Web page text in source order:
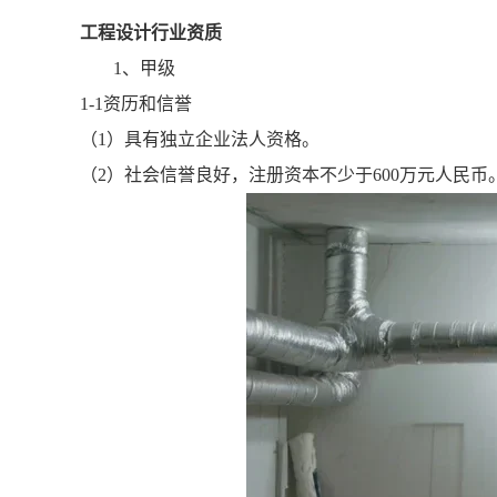
工程设计行业资质
1、甲级
1-1资历和信誉
（1）具有独立企业法人资格。
（2）社会信誉良好，注册资本不少于600万元人民币